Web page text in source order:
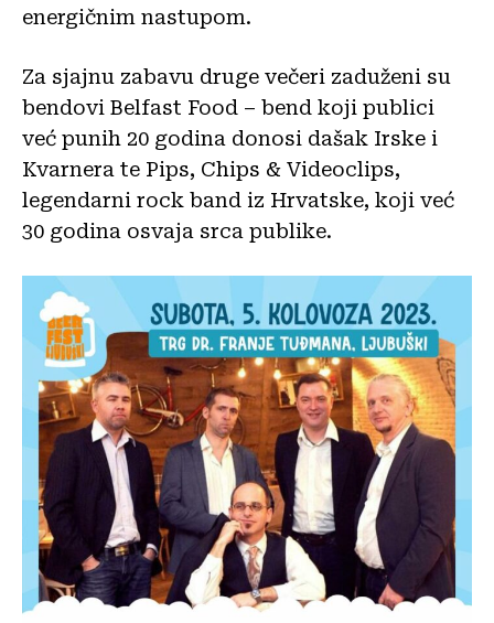
energičnim nastupom.
Za sjajnu zabavu druge večeri zaduženi su
bendovi Belfast Food – bend koji publici
već punih 20 godina donosi dašak Irske i
Kvarnera te Pips, Chips & Videoclips,
legendarni rock band iz Hrvatske, koji već
30 godina osvaja srca publike.